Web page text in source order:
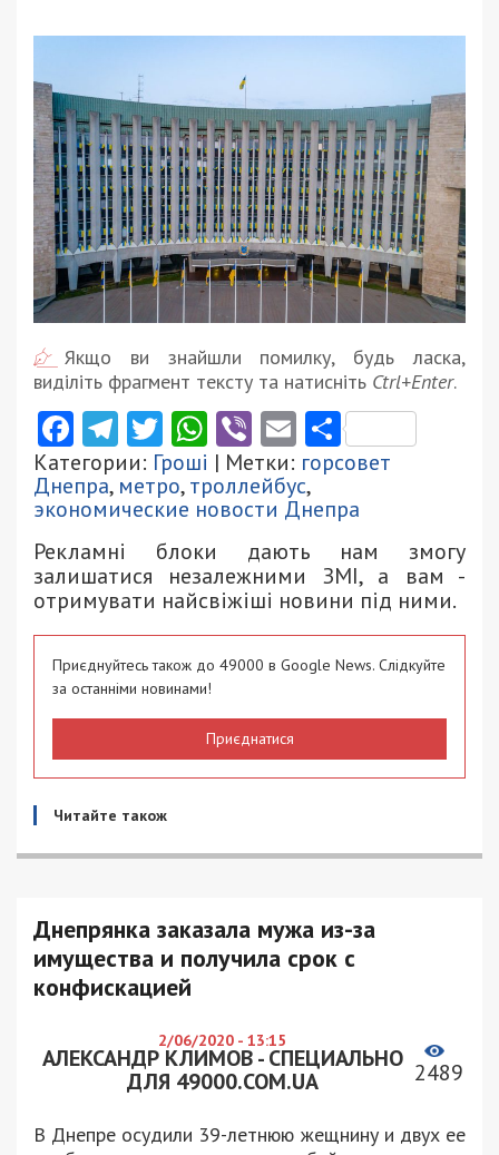
Якщо ви знайшли помилку, будь ласка,
виділіть фрагмент тексту та натисніть Ctrl+Enter.
Facebook
Telegram
Twitter
WhatsApp
ViberEmail
Категории: Гроші | Метки: горсовет
Днепра, метро,троллейбус,
экономические новости Днепра
Рекламні блоки дають нам змогу
залишатися незалежними ЗМІ, а вам -
отримувати найсвіжіші новини під ними.
Приєднуйтесь також до 49000 в Google News. Слідкуйте
за останніми новинами!
Приєднатися
Читайте також
Днепрянка заказала мужа из-за
имущества и получила срок с
конфискацией
2/06/2020 - 13:15
АЛЕКСАНДР КЛИМОВ - СПЕЦИАЛЬНО
ДЛЯ 49000.COM.UA
2489
В Днепре осудили 39-летнюю жещнину и двух ее